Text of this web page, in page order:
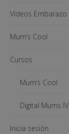
Vídeos Embarazo
Mum’s Cool
Cursos
Mum’s Cool
Digital Mums IV
Inicia sesión